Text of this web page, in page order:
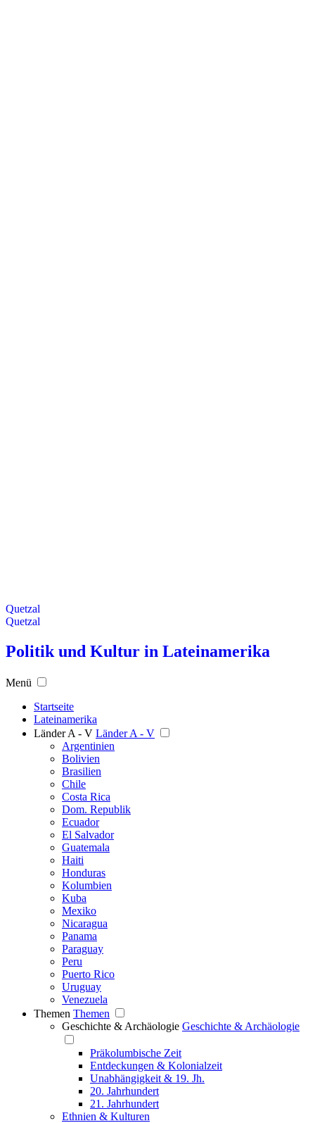
Quetzal
Quetzal
Politik und Kultur in Lateinamerika
Menü
Startseite
Lateinamerika
Länder A - V Länder A - V
Argentinien
Bolivien
Brasilien
Chile
Costa Rica
Dom. Republik
Ecuador
El Salvador
Guatemala
Haiti
Honduras
Kolumbien
Kuba
Mexiko
Nicaragua
Panama
Paraguay
Peru
Puerto Rico
Uruguay
Venezuela
Themen Themen
Geschichte & Archäologie Geschichte & Archäologie
Präkolumbische Zeit
Entdeckungen & Kolonialzeit
Unabhängigkeit & 19. Jh.
20. Jahrhundert
21. Jahrhundert
Ethnien & Kulturen